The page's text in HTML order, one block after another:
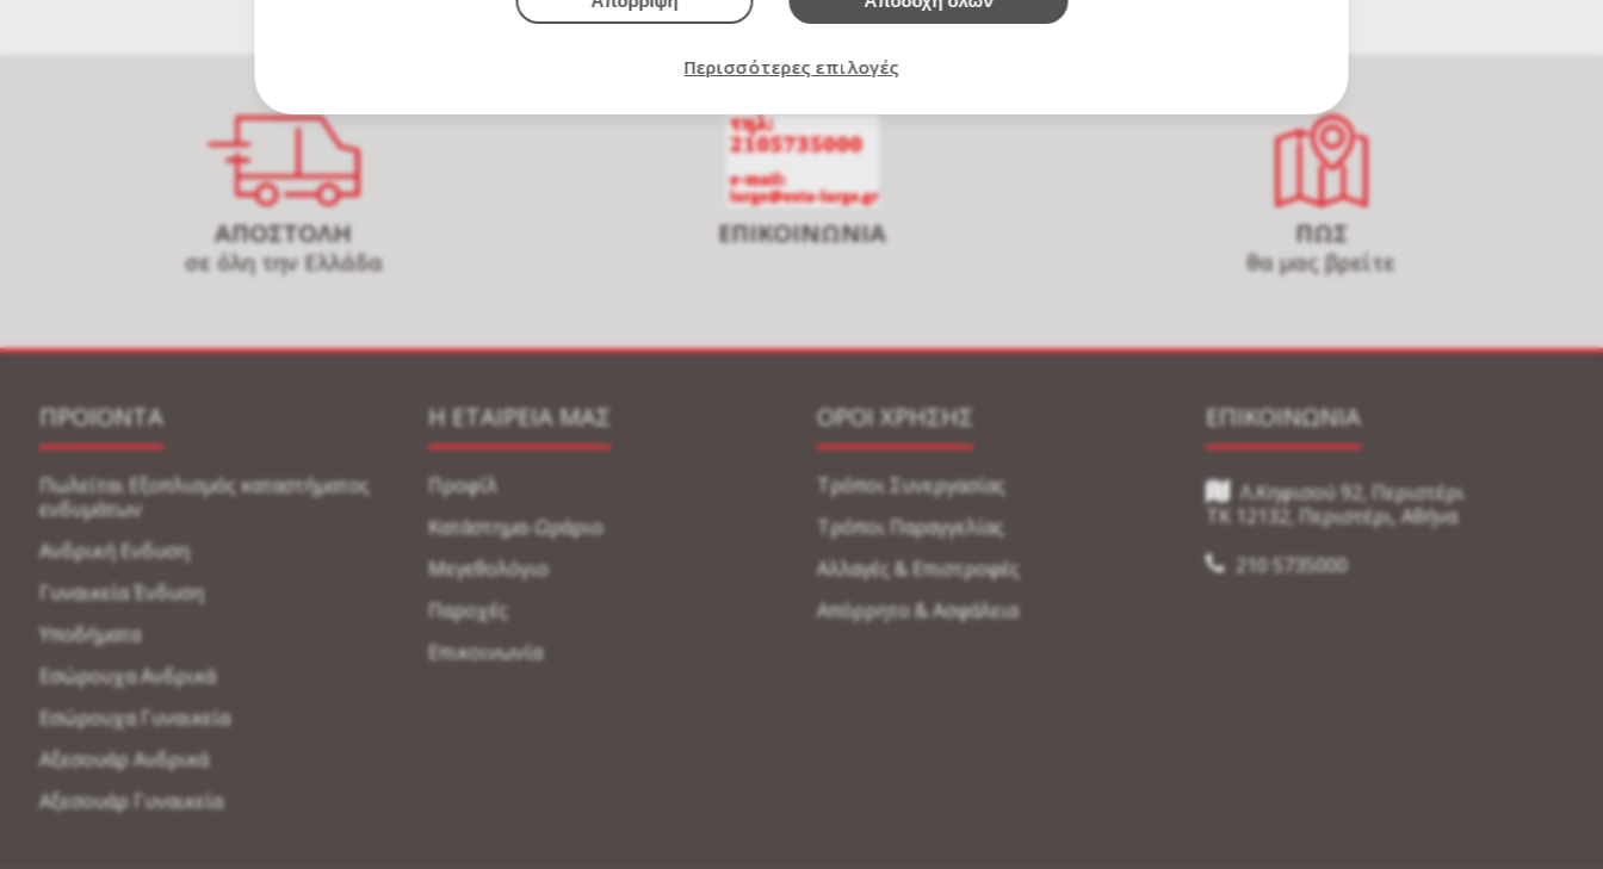
ΑΠΟΣΤΟΛΗ
σε όλη την Ελλάδα
ΕΠΙΚΟΙΝΩΝΙΑ ΠΩΣ
θα μας βρείτε
ΠΡΟΪΟΝΤΑ
Πωλείται Εξοπλισμός καταστήματος
ενδυμάτων
Ανδρική Ενδυση
Γυναικεία Ένδυση
Υποδήματα
Εσώρουχα Ανδρικά
Εσώρουχα Γυναικεία
Αξεσουάρ Ανδρικά
Αξεσουάρ Γυναικεία
Η ΕΤΑΙΡΕΙΑ ΜΑΣ
Προφίλ
Κατάστημα-Ωράριο
Μεγεθολόγιο
Παροχές
Επικοινωνία
ΟΡΟΙ ΧΡΗΣΗΣ
Τρόποι Συνεργασίας
Τρόποι Παραγγελίας
Αλλαγές & Επιστροφές
Απόρρητο & Ασφάλεια
ΕΠΙΚΟΙΝΩΝΙΑ
Λ.Κηφισού 92, Περιστέρι
TK 12132, Περιστέρι, Αθήνα
210 5735000
Περισσότερες επιλογές